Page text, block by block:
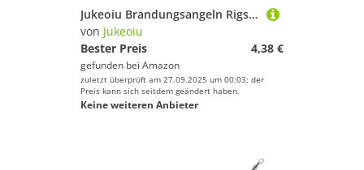
Jukeoiu Brandungsangeln Rigs | Surfang Ausrüstung,Greifwerkzeug Haken Set Für Flussforelle Schnapper Pompano Barsch Küste
von Jukeoiu
Bester Preis
4,38 €
gefunden bei Amazon
zuletzt überprüft am 27.09.2025 um 00:03; der
Preis kann sich seitdem geändert haben.
Keine weiteren Anbieter